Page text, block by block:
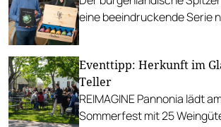
eine beeindruckende Serie
Eventtipp: Herkunft im
Teller
REIMAGINE Pannonia lädt
Sommerfest mit 25